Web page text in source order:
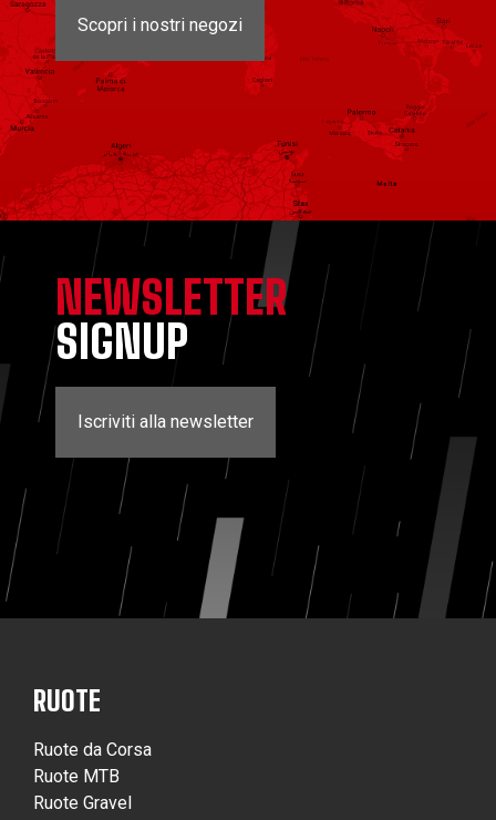
Scopri i nostri negozi
NEWSLETTER
SIGNUP
Iscriviti alla newsletter
RUOTE
Ruote da Corsa
Ruote MTB
Ruote Gravel